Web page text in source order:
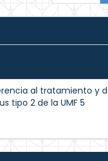
al tratamiento y
tipo 2 de la UMF 5